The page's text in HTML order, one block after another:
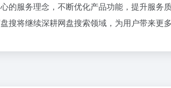
的服务理念，不断优化产品功能，提升服务
搜将继续深耕网盘搜索领域，为用户带来更
1 21世纪最赚钱的技能是什么？不是 AI
2 张一鸣为什么反对蒸馏？
卡西欧小方块，是我今年最想要的智